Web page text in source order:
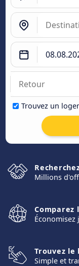
Trouvez un
Millions
Comparez
Économisez
Trouvez le
Simple et